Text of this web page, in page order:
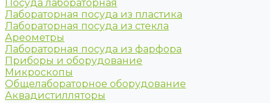
Посуда лабораторная
Лабораторная посуда из пластика
Лабораторная посуда из стекла
Ареометры
Лабораторная посуда из фарфора
Приборы и оборудование
Микроскопы
Общелабораторное оборудование
Аквадистилляторы